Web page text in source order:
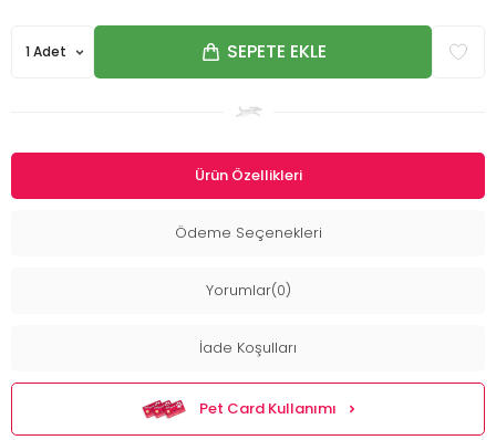
SEPETE EKLE
Ürün Özellikleri
Ödeme Seçenekleri
Yorumlar(0)
İade Koşulları
Pet Card Kullanımı